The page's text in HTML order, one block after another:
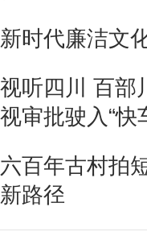
新时代廉洁文
视听四川 百部
视审批驶入“快
六百年古村拍
新路径